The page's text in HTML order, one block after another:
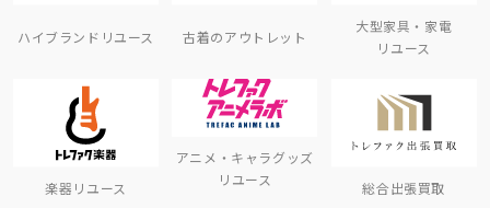
ハイブランドリユース 古着のアウトレット
大型家具・家電
リユース
楽器リユース
アニメ・キャラグッズ
リユース
総合出張買取